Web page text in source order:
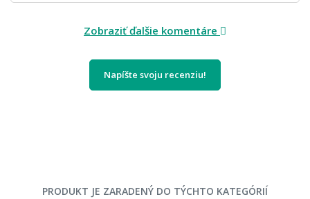
Zobraziť ďalšie komentáre
Napíšte svoju recenziu!
PRODUKT JE ZARADENÝ DO TÝCHTO KATEGÓRIÍ